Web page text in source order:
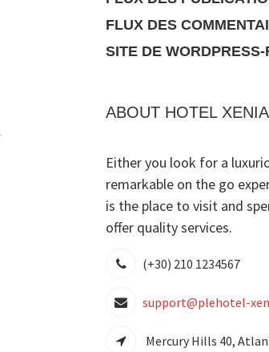
FLUX DES
SITE DE WORDPRESS-
ABOUT HOTEL XENIA
Either you look for a
remarkable on the go
is the place to visit and
offer quality services.
(+30) 210 1234567
support@plehotel-
Mercury Hills 40,